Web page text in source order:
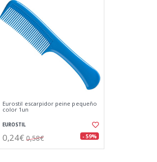
Eurostil escarpidor peine pequeño
color 1un
EUROSTIL
0,24€ 0,58€ - 59%